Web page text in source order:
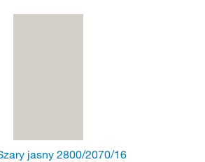
jasny 2800/2070/16